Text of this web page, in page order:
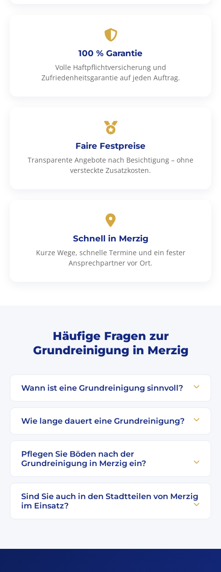
100 % Garantie
Volle Haftpflichtversicherung und
Zufriedenheitsgarantie auf jeden Auftrag.
Faire Festpreise
Transparente Angebote nach Besichtigung – ohne
versteckte Zusatzkosten.
Schnell in Merzig
Kurze Wege, schnelle Termine und ein fester
Ansprechpartner vor Ort.
Häufige Fragen zur
Grundreinigung in Merzig
Wann ist eine Grundreinigung sinnvoll?
Wie lange dauert eine Grundreinigung?
Pflegen Sie Böden nach der
Grundreinigung in Merzig ein?
Sind Sie auch in den Stadtteilen von Merzig
im Einsatz?